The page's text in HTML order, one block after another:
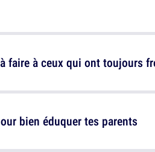
bien éduquer tes parents
faire à ceux qui ont toujours